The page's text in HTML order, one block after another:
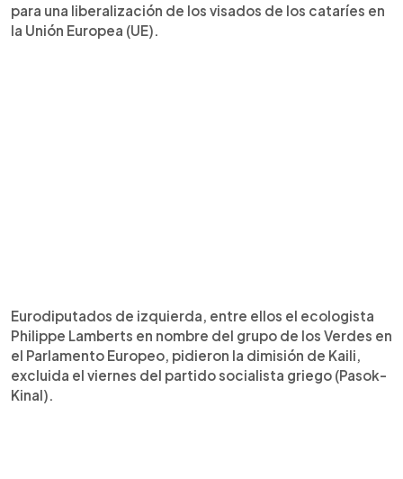
para una liberalización de los visados de los cataríes en
la Unión Europea (UE).
Eurodiputados de izquierda, entre ellos el ecologista
Philippe Lamberts en nombre del grupo de los Verdes en
el Parlamento Europeo, pidieron la dimisión de Kaili,
excluida el viernes del partido socialista griego (Pasok-
Kinal).